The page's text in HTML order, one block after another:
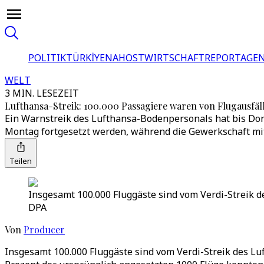
POLITIKTÜRKİYENAHOSTWIRTSCHAFT
WELT
3 MIN. LESEZEIT
Lufthansa-Streik: 100.000 Passagiere waren von
Ein Warnstreik des Lufthansa-Bodenpersonals hat bis
Montag fortgesetzt werden, während die Gewerkschaft
Teilen
Insgesamt 100.000 Fluggäste sind vom Verdi-
DPA
Von Producer
Insgesamt 100.000 Fluggäste sind vom Verdi-Streik des